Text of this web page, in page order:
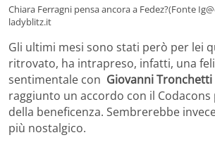
Chiara Ferragni pensa ancora a Fedez?(Fonte
ladyblitz.it
Gli ultimi mesi sono stati però per lei
ritrovato, ha intrapreso, infatti, una
sentimentale con Giovanni
raggiunto un accordo con il
della beneficenza. Sembrerebbe
più nostalgico.